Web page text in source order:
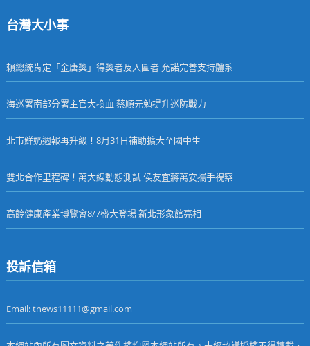
台灣大小事
賴總統肯定「金唐獎」得獎者及入圍者 允諾完善支持體系
海巡署南部分署主官大換血 蔡順元勉提升巡防戰力
北市鮮奶週報再升級！8月31日補助擴大至國中生
雙北合作里程碑！萬大線動態測試 侯友宜蔣萬安攜手視察
高齡健康產業博覽會8/7盛大登場 新北形象館亮相
投訴信箱
Email: tnews11111@gmail.com